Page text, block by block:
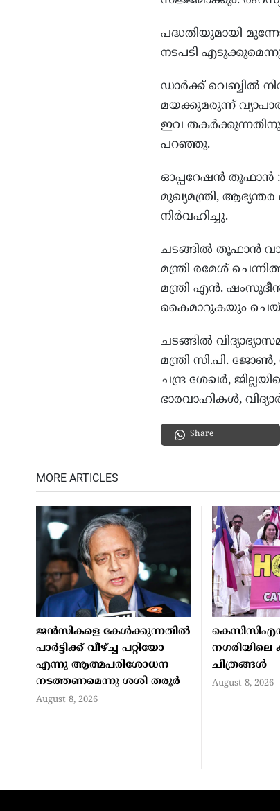
പദ്ധതിയുമായി
നടപടി
ഡാര്‍ക്ക് വെബ്ബില്‍
മയക്കുമരുന്ന്
ഇവ
പറഞ്ഞു.
ഓപ്പറേഷന്‍ തൂഫാന്‍ :
മുഖ്യമന്ത്രി,
നിര്‍വഹിച്ചു.
ചടങ്ങില്‍ തൂഫാന്‍
മന്ത്രി രമേശ്
മന്ത്രി എന്‍.
കൈമാറുകയും
ചടങ്ങില്‍
മന്ത്രി സി.പി.
ചന്ദ്ര ശേഖര്‍,
ഭാരവാഹികള്‍,
Share
MORE ARTICLES
ജന്‍സികളെ കേള്‍ക്കുന്നതില്‍
പാര്‍ട്ടിക്ക് വീഴ്ച്ച പറ്റിയോ
എന്നു ആത്മപരിശോധന
നടത്തണമെന്നു ശശി തരൂര്‍
August 8, 2026
ചിത്രങ്ങള്‍
August 8, 2026